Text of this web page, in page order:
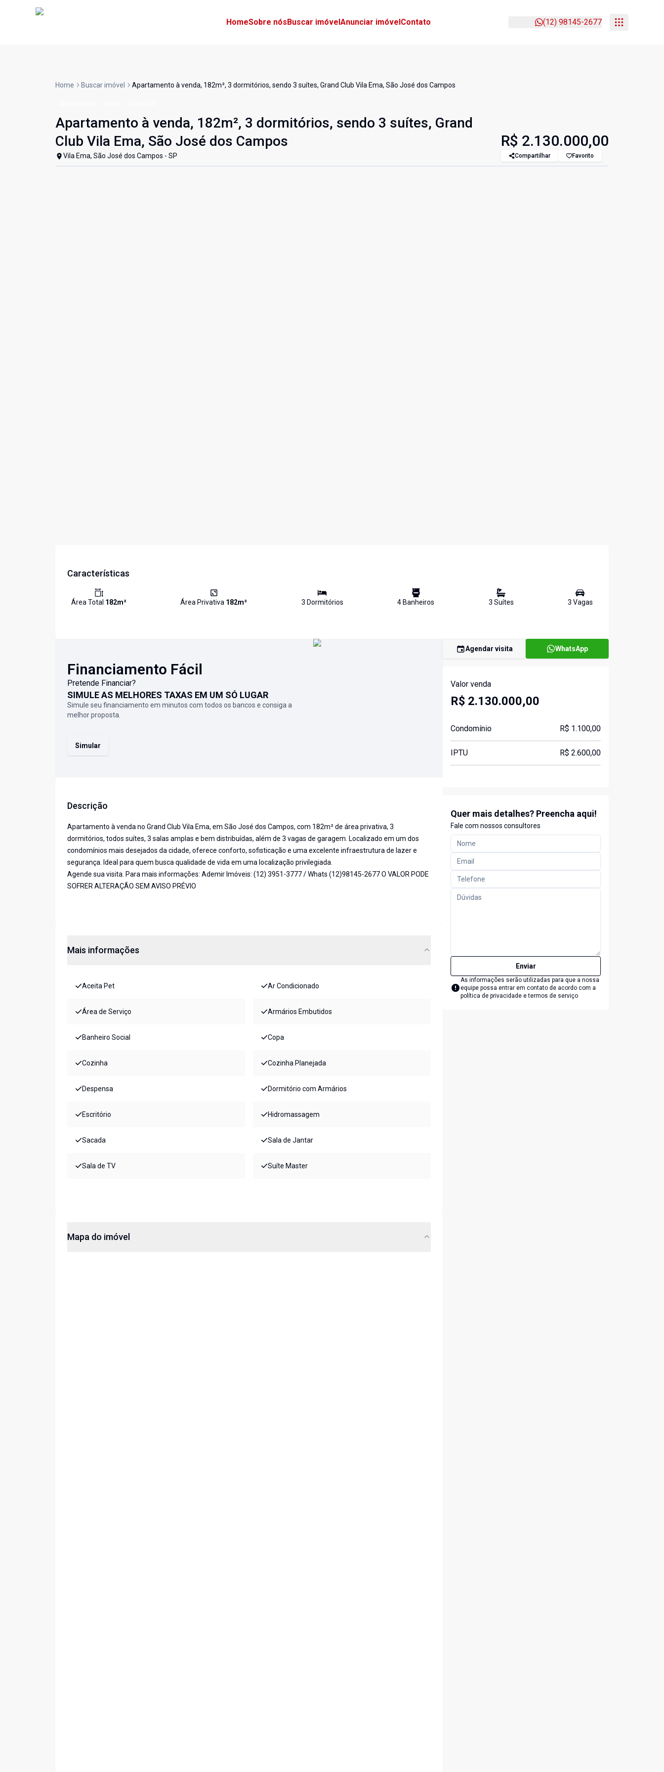
HomeSobre nósBuscar imóvelAnunciar imóvelContato (12) 98145-2677
Home Buscar imóvel Apartamento à venda, 182m², 3 dormitórios, sendo 3 suítes, Grand Club Vila Ema, São José dos Campos
Apartamento à venda, 182m², 3 dormitórios, sendo 3 suítes, Grand
Club Vila Ema, São José dos Campos
Vila Ema, São José dos Campos - SP
R$ 2.130.000,00
Compartilhar Favorito
Características
Área Total 182m² Área Privativa 182m² 3 Dormitórios 4 Banheiros 3 Suítes 3 Vagas
Financiamento Fácil
Pretende Financiar?
SIMULE AS MELHORES TAXAS EM UM SÓ LUGAR
Simule seu financiamento em minutos com todos os bancos e consiga a
melhor proposta.
Simular
Descrição
Apartamento à venda no Grand Club Vila Ema, em São José dos Campos, com 182m² de área privativa, 3
dormitórios, todos suítes, 3 salas amplas e bem distribuídas, além de 3 vagas de garagem. Localizado em um dos
condomínios mais desejados da cidade, oferece conforto, sofisticação e uma excelente infraestrutura de lazer e
segurança. Ideal para quem busca qualidade de vida em uma localização privilegiada.
Agende sua visita. Para mais informações: Ademir Imóveis: (12) 3951-3777 / Whats (12)98145-2677 O VALOR PODE
SOFRER ALTERAÇÃO SEM AVISO PRÉVIO
Mais informações
Aceita Pet Ar Condicionado
Área de Serviço Armários Embutidos
Banheiro Social Copa
Cozinha Cozinha Planejada
Despensa Dormitório com Armários
Escritório Hidromassagem
Sacada Sala de Jantar
Sala de TV Suíte Master
Mapa do imóvel
Agendar visita WhatsApp
Valor venda
R$ 2.130.000,00
Condomínio R$ 1.100,00
IPTU R$ 2.600,00
Quer mais detalhes? Preencha aqui!
Fale com nossos consultores
Enviar
As informações serão utilizadas para que a nossa
equipe possa entrar em contato de acordo com a
política de privacidade e termos de serviço